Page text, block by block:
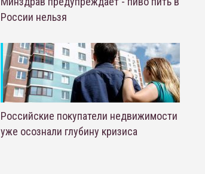
России нельзя
Российские покупатели недвижимости
уже осознали глубину кризиса